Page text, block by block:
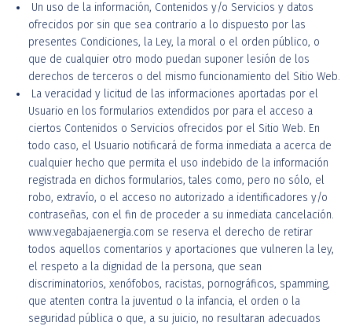
Un uso de la información, Contenidos y/o Servicios y datos
ofrecidos por sin que sea contrario a lo dispuesto por las
presentes Condiciones, la Ley, la moral o el orden público, o
que de cualquier otro modo puedan suponer lesión de los
derechos de terceros o del mismo funcionamiento del Sitio Web.
La veracidad y licitud de las informaciones aportadas por el
Usuario en los formularios extendidos por para el acceso a
ciertos Contenidos o Servicios ofrecidos por el Sitio Web. En
todo caso, el Usuario notificará de forma inmediata a acerca de
cualquier hecho que permita el uso indebido de la información
registrada en dichos formularios, tales como, pero no sólo, el
robo, extravío, o el acceso no autorizado a identificadores y/o
contraseñas, con el fin de proceder a su inmediata cancelación.
www.vegabajaenergia.com se reserva el derecho de retirar
todos aquellos comentarios y aportaciones que vulneren la ley,
el respeto a la dignidad de la persona, que sean
discriminatorios, xenófobos, racistas, pornográficos, spamming,
que atenten contra la juventud o la infancia, el orden o la
seguridad pública o que, a su juicio, no resultaran adecuados